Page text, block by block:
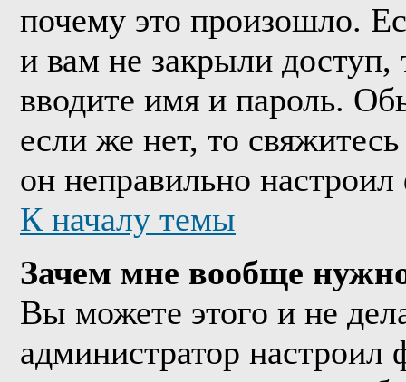
почему это произошло.
и вам не закрыли доступ,
вводите имя и пароль.
если же нет, то
он неправильно
К началу темы
Зачем мне вообще
Вы можете этого и не
администратор